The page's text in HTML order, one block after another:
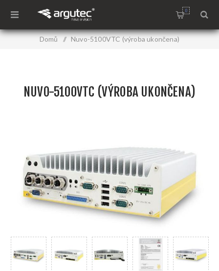
0
Domů / Nuvo-5100VTC (výroba ukončena)
NUVO-5100VTC (VÝROBA UKONČENA)